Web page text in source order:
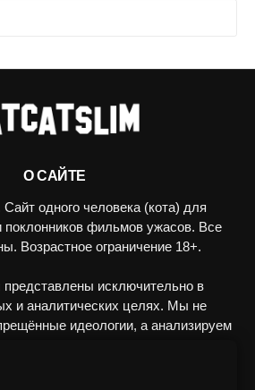
О САЙТЕ
одного человека (кота) для
поклонников фильмов ужасов. Все
Возрастное ограничение 18+.
исключительно в
и аналитических целях. Мы не
идеологии, а анализируем